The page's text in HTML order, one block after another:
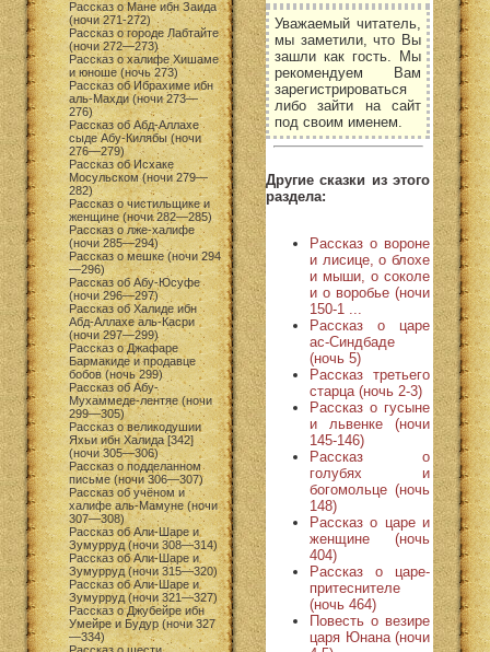
Рассказ о Мане ибн Заида
(ночи 271-272)
Рассказ о городе Лабтайте
(ночи 272—273)
Рассказ о халифе Хишаме
и юноше (ночь 273)
Рассказ об Ибрахиме ибн
аль-Махди (ночи 273—
276)
Рассказ об Абд-Аллахе
сыде Абу-Килябы (ночи
276—279)
Рассказ об Исхаке
Мосульском (ночи 279—
282)
Рассказ о чистильщике и
женщине (ночи 282—285)
Рассказ о лже-халифе
(ночи 285—294)
Рассказ о мешке (ночи 294
—296)
Рассказ об Абу-Юсуфе
(ночи 296—297)
Рассказ об Халиде ибн
Абд-Аллахе аль-Касри
(ночи 297—299)
Рассказ о Джафаре
Бармакиде и продавце
бобов (ночь 299)
Рассказ об Абу-
Мухаммеде-лентяе (ночи
299—305)
Рассказ о великодушии
Яхьи ибн Халида [342]
(ночи 305—306)
Рассказ о подделанном
письме (ночи 306—307)
Рассказ об учёном и
халифе аль-Мамуне (ночи
307—308)
Рассказ об Али-Шаре и
Зумурруд (ночи 308—314)
Рассказ об Али-Шаре и
Зумурруд (ночи 315—320)
Рассказ об Али-Шаре и
Зумурруд (ночи 321—327)
Рассказ о Джубейре ибн
Умейре и Будур (ночи 327
—334)
Уважаемый читатель,
мы заметили, что Вы
зашли как гость. Мы
рекомендуем Вам
зарегистрироваться
либо зайти на сайт
под своим именем.
Другие сказки из этого
раздела:
Рассказ о вороне
и лисице, о блохе
и мыши, о соколе
и о воробье (ночи
150-1 ...
Рассказ о царе
ас-Синдбаде
(ночь 5)
Рассказ третьего
старца (ночь 2-3)
Рассказ о гусыне
и львенке (ночи
145-146)
Рассказ о
голубях и
богомольце (ночь
148)
Рассказ о царе и
женщине (ночь
404)
Рассказ о царе-
притеснителе
(ночь 464)
Повесть о везире
царя Юнана (ночи